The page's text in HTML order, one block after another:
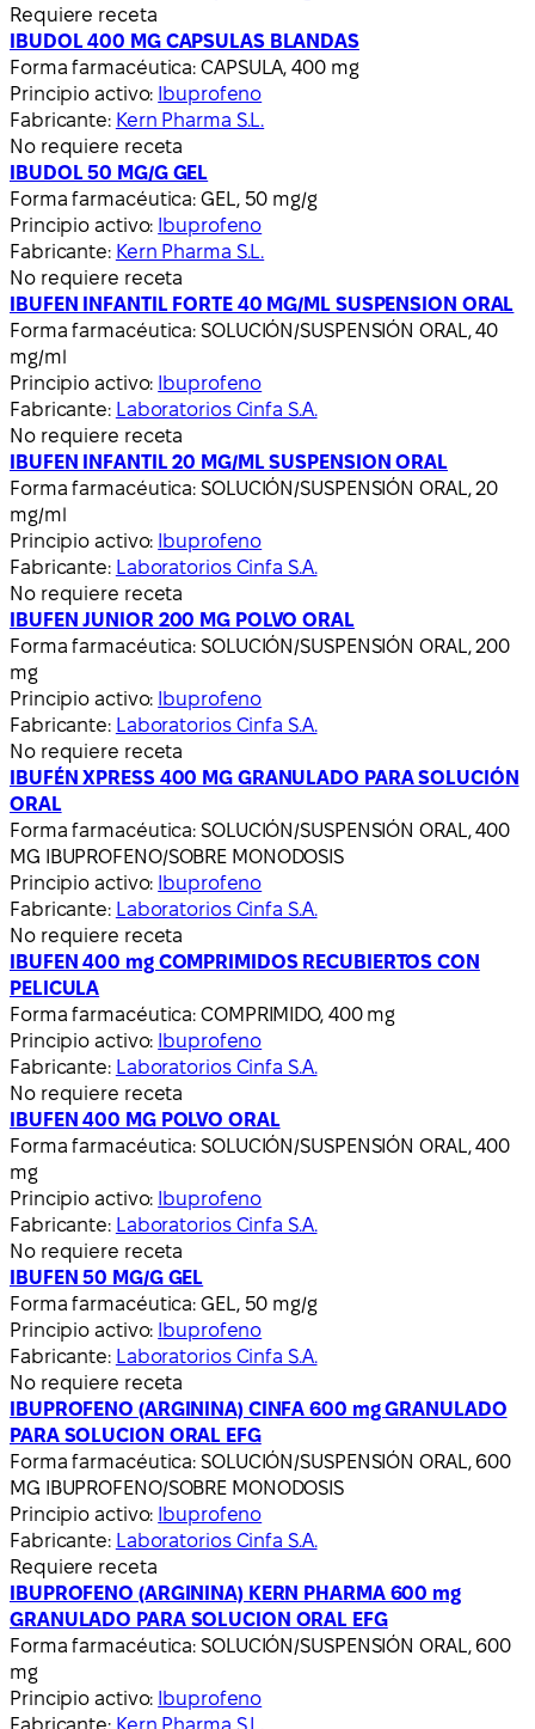
Requiere receta
IBUDOL 400 MG CAPSULAS BLANDAS
Forma farmacéutica: CAPSULA, 400 mg
Principio activo: Ibuprofeno
Fabricante: Kern Pharma S.L.
No requiere receta
IBUDOL 50 MG/G GEL
Forma farmacéutica: GEL, 50 mg/g
Principio activo: Ibuprofeno
Fabricante: Kern Pharma S.L.
No requiere receta
IBUFEN INFANTIL FORTE 40 MG/ML SUSPENSION ORAL
Forma farmacéutica: SOLUCIÓN/SUSPENSIÓN ORAL, 40
mg/ml
Principio activo: Ibuprofeno
Fabricante: Laboratorios Cinfa S.A.
No requiere receta
IBUFEN INFANTIL 20 MG/ML SUSPENSION ORAL
Forma farmacéutica: SOLUCIÓN/SUSPENSIÓN ORAL, 20
mg/ml
Principio activo: Ibuprofeno
Fabricante: Laboratorios Cinfa S.A.
No requiere receta
IBUFEN JUNIOR 200 MG POLVO ORAL
Forma farmacéutica: SOLUCIÓN/SUSPENSIÓN ORAL, 200
mg
Principio activo: Ibuprofeno
Fabricante: Laboratorios Cinfa S.A.
No requiere receta
IBUFÉN XPRESS 400 MG GRANULADO PARA SOLUCIÓN
ORAL
Forma farmacéutica: SOLUCIÓN/SUSPENSIÓN ORAL, 400
MG IBUPROFENO/SOBRE MONODOSIS
Principio activo: Ibuprofeno
Fabricante: Laboratorios Cinfa S.A.
No requiere receta
IBUFEN 400 mg COMPRIMIDOS RECUBIERTOS CON
PELICULA
Forma farmacéutica: COMPRIMIDO, 400 mg
Principio activo: Ibuprofeno
Fabricante: Laboratorios Cinfa S.A.
No requiere receta
IBUFEN 400 MG POLVO ORAL
Forma farmacéutica: SOLUCIÓN/SUSPENSIÓN ORAL, 400
mg
Principio activo: Ibuprofeno
Fabricante: Laboratorios Cinfa S.A.
No requiere receta
IBUFEN 50 MG/G GEL
Forma farmacéutica: GEL, 50 mg/g
Principio activo: Ibuprofeno
Fabricante: Laboratorios Cinfa S.A.
No requiere receta
IBUPROFENO (ARGININA) CINFA 600 mg GRANULADO
PARA SOLUCION ORAL EFG
Forma farmacéutica: SOLUCIÓN/SUSPENSIÓN ORAL, 600
MG IBUPROFENO/SOBRE MONODOSIS
Principio activo: Ibuprofeno
Fabricante: Laboratorios Cinfa S.A.
Requiere receta
IBUPROFENO (ARGININA) KERN PHARMA 600 mg
GRANULADO PARA SOLUCION ORAL EFG
Forma farmacéutica: SOLUCIÓN/SUSPENSIÓN ORAL, 600
mg
Principio activo: Ibuprofeno
Fabricante: Kern Pharma S.L.